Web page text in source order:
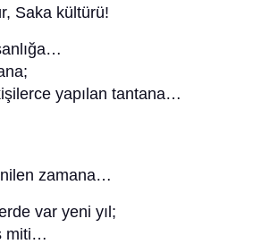
Saka kültürü!
yapılan tantana…
zamana…
var yeni yıl;
miti…